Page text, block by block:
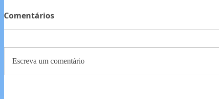
Comentários
Escreva um comentário